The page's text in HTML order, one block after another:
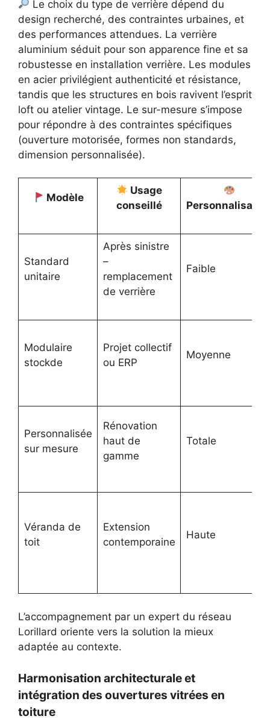
Le choix du type de verrière dépend du
design recherché, des contraintes urbaines, et
des performances attendues. La verrière
aluminium séduit pour son apparence fine et sa
robustesse en installation verrière. Les modules
en acier privilégient authenticité et résistance,
tandis que les structures en bois ravivent l’esprit
loft ou atelier vintage. Le sur-mesure s’impose
pour répondre à des contraintes spécifiques
(ouverture motorisée, formes non standards,
dimension personnalisée).
Modèle
Usage
conseillé
Standard
unitaire
Après sinistre
–
remplacement
de verrière
Faible
Modulaire
stockde
Projet collectif
ou ERP
Moyenne
Personnalisée
sur mesure
Rénovation
haut de
gamme
Totale
Véranda de
toit
Extension
contemporaine
Haute
L’accompagnement par un expert du réseau
Lorillard oriente vers la solution la mieux
adaptée au contexte.
Harmonisation architecturale et
intégration des ouvertures vitrées en
toiture